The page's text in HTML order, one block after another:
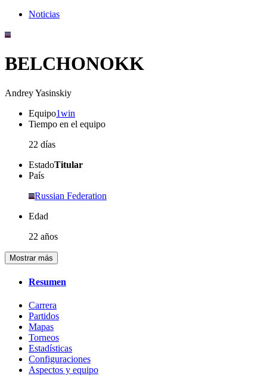
Noticias
BELCHONOKK
Andrey Yasinskiy
Equipo1win
Tiempo en el equipo
22 días
EstadoTitular
País
Russian Federation
Edad
22 años
Mostrar más
Resumen
Carrera
Partidos
Mapas
Torneos
Estadísticas
Configuraciones
Aspectos y equipo